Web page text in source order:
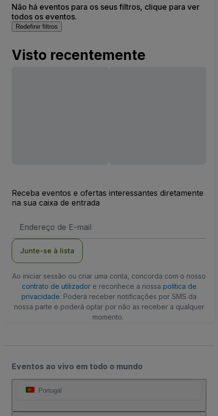
Não há eventos para os seus filtros, clique para ver
todos os eventos.
Redefinir filtros
Visto recentemente
Receba eventos e ofertas interessantes diretamente
na sua caixa de entrada
de
Junte-se à lista
Ao iniciar sessão ou criar uma conta, concorda com o nosso
contrato de utilizadore reconhece a nossa política de
privacidade. Poderá receber notificações por SMS da
nossa parte e poderá optar por não as receber a qualquer
momento.
Eventos ao vivo em todo o mundo
Portugal